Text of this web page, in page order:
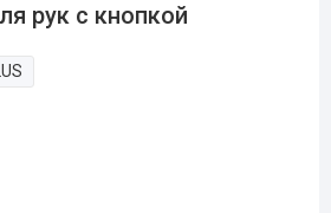
рук с кнопкой